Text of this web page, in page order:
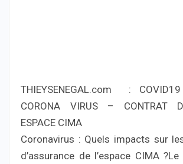
THIEYSENEGAL.com :
CORONA VIRUS – CONTRAT
ESPACE CIMA
Coronavirus : Quels impacts sur
d’assurance de l’espace CIMA